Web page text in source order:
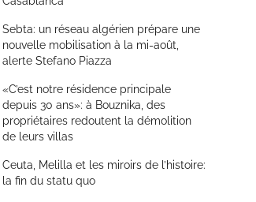
Sebta: un réseau algérien prépare une
nouvelle mobilisation à la mi-août,
alerte Stefano Piazza
«C’est notre résidence principale
depuis 30 ans»: à Bouznika, des
propriétaires redoutent la démolition
de leurs villas
Ceuta, Melilla et les miroirs de l’histoire:
la fin du statu quo